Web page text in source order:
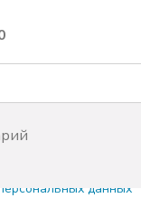
данных